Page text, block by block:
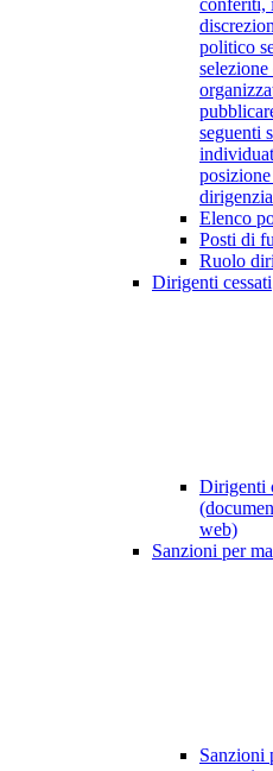
conferiti,
politico
seguenti
Elenco
Posti di
Ruolo
Dirigenti cessati
Dirigenti
web)
Sanzioni per
Sanzioni